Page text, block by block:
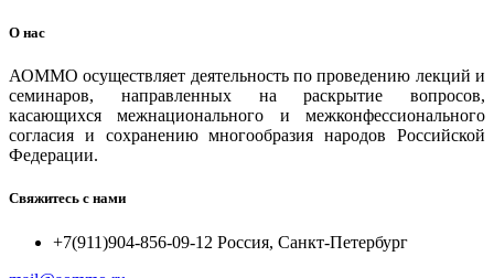
О нас
АОММО осуществляет деятельность по проведению лекций и
семинаров, направленных на раскрытие вопросов,
касающихся межнационального и межконфессионального
согласия и сохранению многообразия народов Российской
Федерации.
Свяжитесь с нами
+7(911)904-856-09-12 Россия, Санкт-Петербург